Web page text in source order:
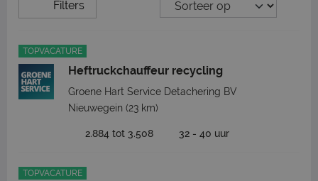
Filters
TOPVACATURE
Heftruckchauffeur recycling
Groene Hart Service Detachering BV
Nieuwegein (23 km)
2.884 tot 3.508 32 - 40 uur
TOPVACATURE